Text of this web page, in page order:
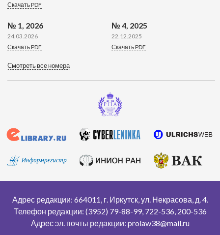
Скачать PDF
№ 1, 2026
24.03.2026
Скачать PDF
№ 4, 2025
22.12.2025
Скачать PDF
Смотреть все номера
Адрес редакции: 664011, г. Иркутск, ул. Некрасова, д. 4.
Телефон редакции: (3952) 79-88-99, 722-536, 200-536
Адрес эл. почты редакции: prolaw38@mail.ru